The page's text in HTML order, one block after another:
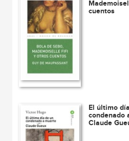
cuentos
El último
condenado
Claude